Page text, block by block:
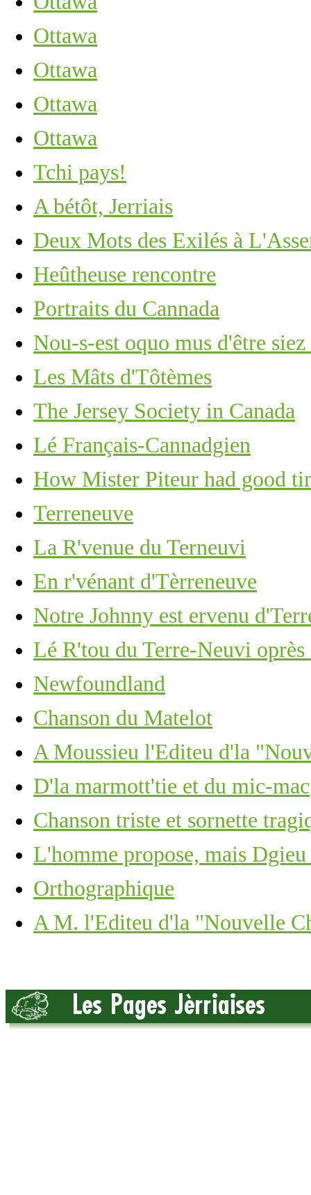
Ottawa
Ottawa
Ottawa
Ottawa
Tchi pays!
A bétôt, Jerriais
Deux Mots des Exilés à
Heûtheuse rencontre
Portraits du Cannada
Nou-s-est oquo mus d'être siez
Les Mâts d'Tôtèmes
The Jersey Society in Canada
Lé Français-Cannadgien
How Mister Piteur had good
Terreneuve
La R'venue du Terneuvi
En r'vénant d'Tèrreneuve
Notre Johnny est ervenu
Lé R'tou du Terre-Neuvi
Newfoundland
Chanson du Matelot
A Moussieu l'Editeu d'la
D'la marmott'tie et du mic-mac
Chanson triste et sornette
L'homme propose, mais Dgieu
Orthographique
A M. l'Editeu d'la "Nouvelle